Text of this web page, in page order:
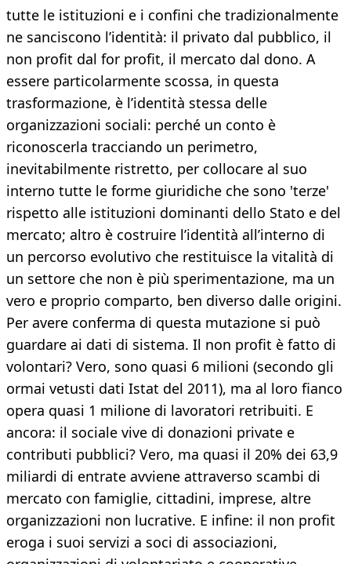
tutte le istituzioni e i confini che tradizionalmente
ne sanciscono l’identità: il privato dal pubblico, il
non profit dal for profit, il mercato dal dono. A
essere particolarmente scossa, in questa
trasformazione, è l’identità stessa delle
organizzazioni sociali: perché un conto è
riconoscerla tracciando un perimetro,
inevitabilmente ristretto, per collocare al suo
interno tutte le forme giuridiche che sono 'terze'
rispetto alle istituzioni dominanti dello Stato e del
mercato; altro è costruire l’identità all’interno di
un percorso evolutivo che restituisce la vitalità di
un settore che non è più sperimentazione, ma un
vero e proprio comparto, ben diverso dalle origini.
Per avere conferma di questa mutazione si può
guardare ai dati di sistema. Il non profit è fatto di
volontari? Vero, sono quasi 6 milioni (secondo gli
ormai vetusti dati Istat del 2011), ma al loro fianco
opera quasi 1 milione di lavoratori retribuiti. E
ancora: il sociale vive di donazioni private e
contributi pubblici? Vero, ma quasi il 20% dei 63,9
miliardi di entrate avviene attraverso scambi di
mercato con famiglie, cittadini, imprese, altre
organizzazioni non lucrative. E infine: il non profit
eroga i suoi servizi a soci di associazioni,